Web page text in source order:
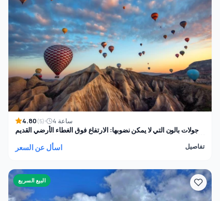
4.80(5) 4 ساعة
جولات بالون التي لا يمكن نضوبها: الارتفاع فوق الغطاء الأرضي القديم
اسأل عن السعر تفاصيل
البيع السريع